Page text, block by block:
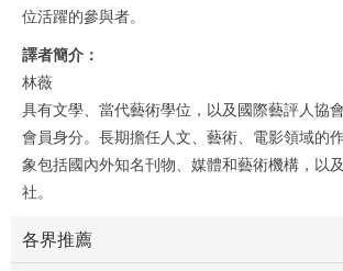
位活躍的參與者。
譯者簡介：
林薇
具有文學、當代藝術學位，以及國際藝評人協
會員身分。長期擔任人文、藝術、電影領域的
象包括國內外知名刊物、媒體和藝術機構，以
社。
各界推薦